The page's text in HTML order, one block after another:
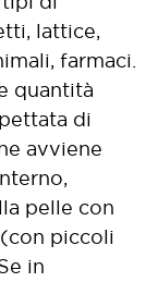
lattice,
farmaci.
quantità
di
avviene
pelle con
piccoli
in